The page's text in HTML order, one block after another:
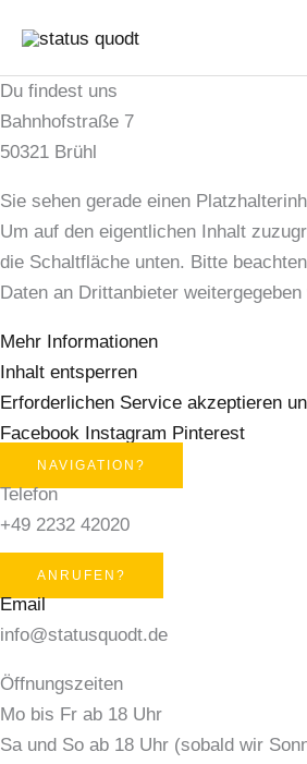
Inhalt
springen
Du findest uns
Bahnhofstraße 7
50321 Brühl
Sie sehen gerade einen
Um auf den eigentlichen Inhalt
die Schaltfläche unten. Bitte
Daten an Drittanbieter weitergegeben
Mehr Informationen
Inhalt entsperren
Erforderlichen Service akzeptieren
Facebook Instagram Pinterest
NAVIGATION?
Telefon
+49 2232 42020
ANRUFEN?
Email
info@statusquodt.de
Öffnungszeiten
Mo bis Fr ab 18 Uhr
Sa und So ab 18 Uhr (sobald wir